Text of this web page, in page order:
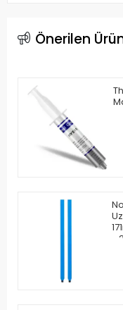
Önerilen